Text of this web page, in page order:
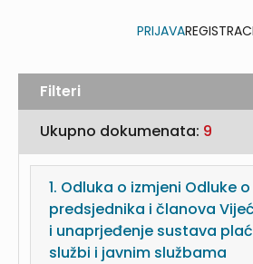
PRIJAVA
Ukupno dokumenata: 9
1. Odluka o izmjeni Odluke
predsjednika i članova
i unaprjeđenje sustava
službi i javnim službama
Filteri